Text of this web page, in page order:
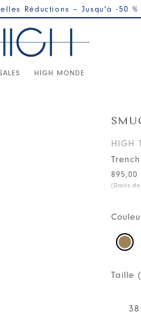
Réductions – Jusqu'à -50 %
HIGH MONDE
HIGH
895,00
(Droits
Taille
38